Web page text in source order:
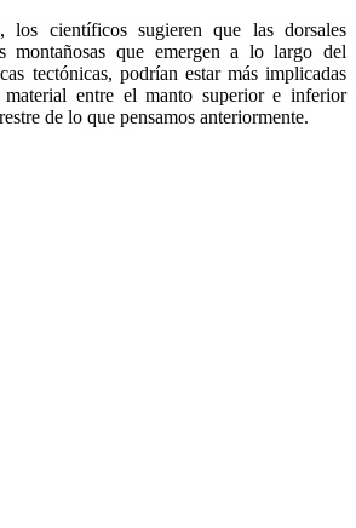
los científicos sugieren que las dorsales
montañosas que emergen a lo largo del
tectónicas, podrían estar más implicadas
entre el manto superior e inferior
de lo que pensamos anteriormente.